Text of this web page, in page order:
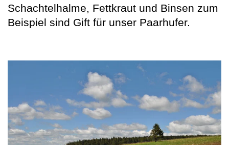
Schachtelhalme, Fettkraut und Binsen zum
Beispiel sind Gift für unser Paarhufer.